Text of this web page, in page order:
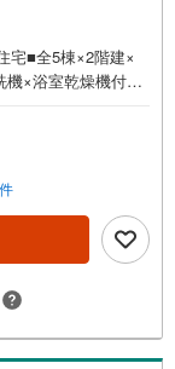
宅■全5棟×2階建×
機×浴室乾燥機付■
い合わせがスムー
下さい！東宝ハウ
宝ハウス浦和 特
宅ローン■変動金利
遇割の最大適用
比較借入金4000万円
HOUSE CLUBで
サポート、Club Off